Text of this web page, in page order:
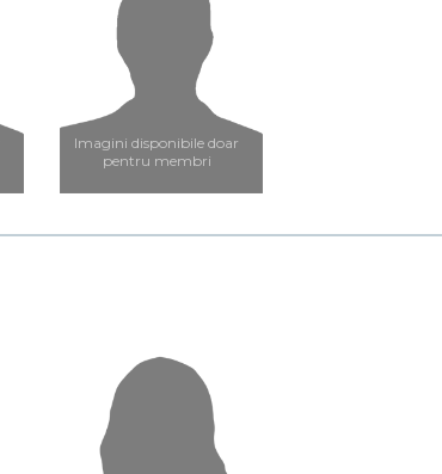
Imagini disponibile doar
pentru membri